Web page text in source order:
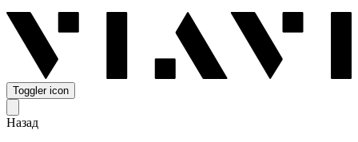
Toggler icon
Назад